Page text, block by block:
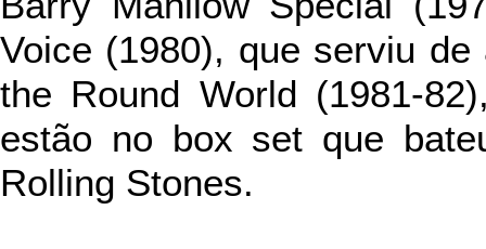
Voice (1980), que serviu
the Round World (1981-
estão no box set que
Rolling Stones.